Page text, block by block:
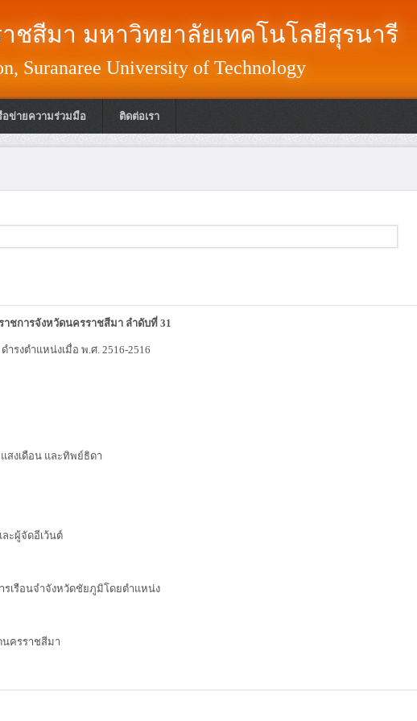
ชสีมา มหาวิทยาลัยเทคโนโลยีสุรนารี
Suranaree University of Technology
อข่ายความร่วมมือ ติดต่อเรา
าชการจังหวัดนครราชสีมา ลำดับที่ 31
ดำรงตำแหน่งเมื่อ พ.ศ. 2516-2516
สงเดือน และทิพย์ธิดา
ะผู้จัดอีเว้นต์
รเรือนจำจังหวัดชัยภูมิโดยตำแหน่ง
นครราชสีมา